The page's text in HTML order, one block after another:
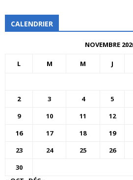
CALENDRIER
NOVEMBRE
L M M J
2
3 4 5
9
10 11 12
16
17 18 19
23
24 25 26
30